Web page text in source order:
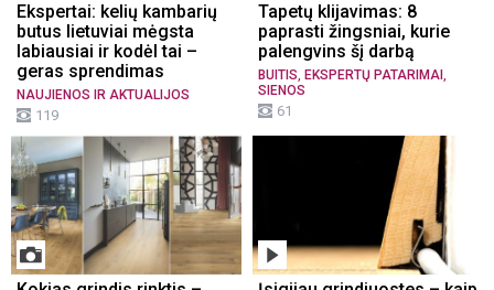
Ekspertai: kelių kambarių
butus lietuviai mėgsta
labiausiai ir kodėl tai –
geras sprendimas
NAUJIENOS IR AKTUALIJOS
119
Tapetų klijavimas: 8
paprasti žingsniai, kurie
palengvins šį darbą
BUITIS, EKSPERTŲ PATARIMAI ,
SIENOS
61